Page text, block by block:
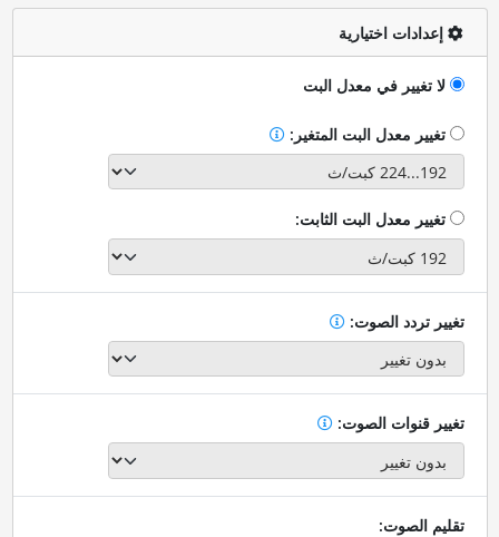
إعدادات اختيارية
لا تغيير في معدل البت
تغيير معدل البت المتغير:
تغيير معدل البت الثابت:
تغيير تردد الصوت:
تغيير قنوات الصوت:
تقليم الصوت: